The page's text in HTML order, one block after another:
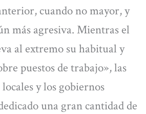
cuando no mayor, y
más agresiva. Mientras el
al extremo su habitual y
puestos de trabajo», las
y los gobiernos
una gran cantidad de